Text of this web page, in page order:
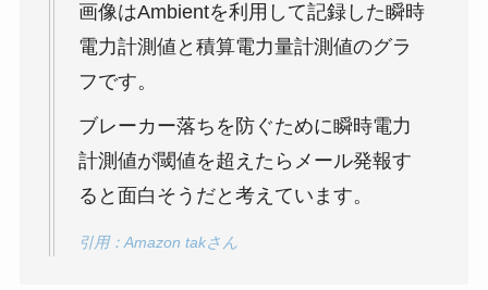
画像はAmbientを利用して記録した瞬時
電力計測値と積算電力量計測値のグラ
フです。
ブレーカー落ちを防ぐために瞬時電力
計測値が閾値を超えたらメール発報す
ると面白そうだと考えています。
引用：Amazon takさん